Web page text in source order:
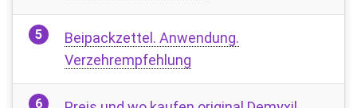
Beipackzettel. Anwendung.
Verzehrempfehlung